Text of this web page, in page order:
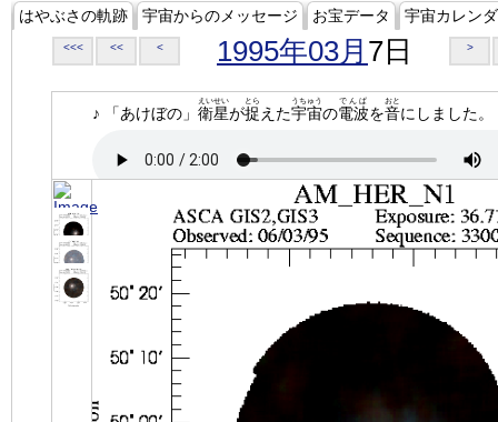
はやぶさの軌跡 宇宙からのメッセージ お宝データ 宇宙カレン
<<< << < 1995年03月 7日 >
♪ 「あけぼの」 衛星
えいせい
が捉
とら
えた宇宙
うちゅう
の電波
でんぱ
を音
おと
にしました。